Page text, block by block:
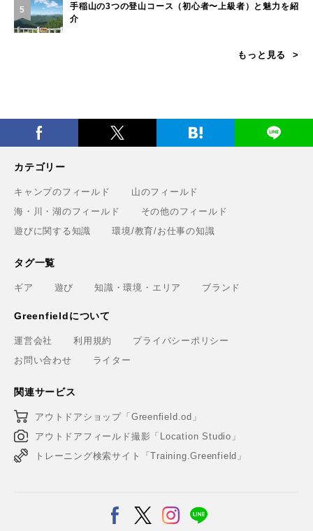
5
手稲山の3つの登山コース（初心者〜上級者）と魅力を紹
介
もっと見る
カテゴリー
キャンプのフィールド
山のフィールド
海・川・湖のフィールド
その他のフィールド
遊びに関する知識
環境/教育/お仕事の知識
タグ一覧
ギア 遊び 知識・環境・エリア ブランド
Greenfieldについて
運営会社 利用規約
プライバシーポリシー
お問い合わせ
ライター
関連サービス
アウトドアショップ「Greenfield.od」
アウトドアフィールド撮影「Location Studio」
トレーニング検索サイト「Training.Greenfield」